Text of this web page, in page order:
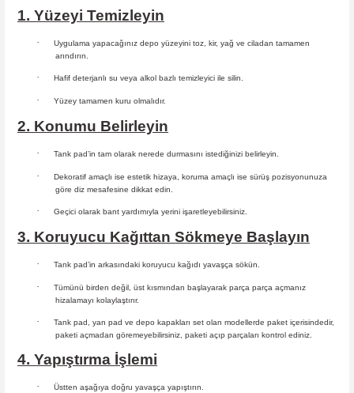
1. Yüzeyi Temizleyin
·
Uygulama yapacağınız depo yüzeyini toz, kir, yağ ve ciladan tamamen
arındırın.
· Hafif deterjanlı su veya alkol bazlı temizleyici ile silin.
· Yüzey tamamen kuru olmalıdır.
2. Konumu Belirleyin
· Tank pad’in tam olarak nerede durmasını istediğinizi belirleyin.
· Dekoratif amaçlı ise estetik hizaya, koruma amaçlı ise sürüş pozisyonunuza
göre diz mesafesine dikkat edin.
· Geçici olarak bant yardımıyla yerini işaretleyebilirsiniz.
3. Koruyucu Kağıttan Sökmeye Başlayın
· Tank pad’in arkasındaki koruyucu kağıdı yavaşça sökün.
·
Tümünü birden değil, üst kısmından başlayarak parça parça açmanız
hizalamayı kolaylaştırır.
·
Tank pad, yan pad ve depo kapakları set olan modellerde paket içerisindedir,
paketi açmadan göremeyebilirsiniz, paketi açıp parçaları kontrol ediniz.
4. Yapıştırma İşlemi
· Üstten aşağıya doğru yavaşça yapıştırın.